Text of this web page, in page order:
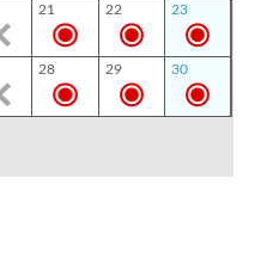
21 22 23
28 29 30